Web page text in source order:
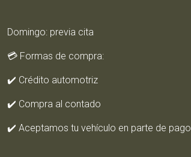
Domingo: previa cita
💳 Formas de compra:
✔️ Crédito automotriz
✔️ Compra al contado
✔️ Aceptamos tu vehículo en parte de pago